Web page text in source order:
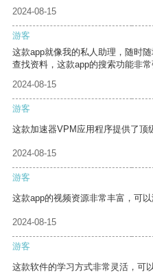
2024-08-15
游客
这款app就像我的私人助理，随时
查找资料，这款app的搜索功能非
2024-08-15
游客
这款加速器VPM应用程序提供了顶
2024-08-15
游客
这款app的视频资源非常丰富，可以
2024-08-15
游客
这款软件的学习方式非常灵活，可